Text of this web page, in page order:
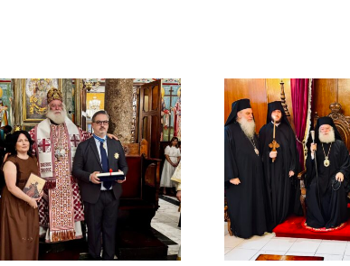
Νέος Μοναχός στο
Πατριαρχείο
Αλεξανδρείας